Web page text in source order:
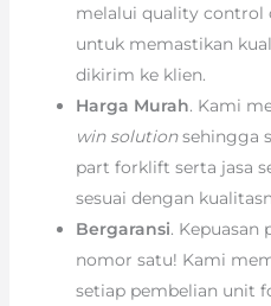
melalui quality control
untuk memastikan
dikirim ke klien.
Harga Murah. Kami
win solutionsehingga
part forklift serta jasa
sesuai dengan
Bergaransi. Kepuasan
nomor satu! Kami
setiap pembelian unit